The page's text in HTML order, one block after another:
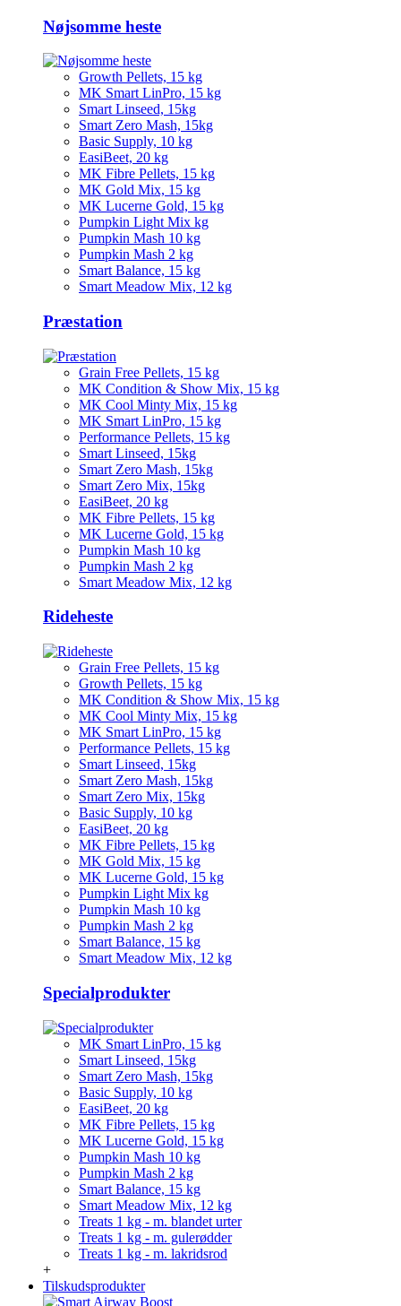
Nøjsomme heste
Growth Pellets, 15 kg
MK Smart LinPro, 15 kg
Smart Linseed, 15kg
Smart Zero Mash, 15kg
Basic Supply, 10 kg
EasiBeet, 20 kg
MK Fibre Pellets, 15 kg
MK Gold Mix, 15 kg
MK Lucerne Gold, 15 kg
Pumpkin Light Mix kg
Pumpkin Mash 10 kg
Pumpkin Mash 2 kg
Smart Balance, 15 kg
Smart Meadow Mix, 12 kg
Præstation
Grain Free Pellets, 15 kg
MK Condition & Show Mix, 15 kg
MK Cool Minty Mix, 15 kg
MK Smart LinPro, 15 kg
Performance Pellets, 15 kg
Smart Linseed, 15kg
Smart Zero Mash, 15kg
Smart Zero Mix, 15kg
EasiBeet, 20 kg
MK Fibre Pellets, 15 kg
MK Lucerne Gold, 15 kg
Pumpkin Mash 10 kg
Pumpkin Mash 2 kg
Smart Meadow Mix, 12 kg
Rideheste
Grain Free Pellets, 15 kg
Growth Pellets, 15 kg
MK Condition & Show Mix, 15 kg
MK Cool Minty Mix, 15 kg
MK Smart LinPro, 15 kg
Performance Pellets, 15 kg
Smart Linseed, 15kg
Smart Zero Mash, 15kg
Smart Zero Mix, 15kg
Basic Supply, 10 kg
EasiBeet, 20 kg
MK Fibre Pellets, 15 kg
MK Gold Mix, 15 kg
MK Lucerne Gold, 15 kg
Pumpkin Light Mix kg
Pumpkin Mash 10 kg
Pumpkin Mash 2 kg
Smart Balance, 15 kg
Smart Meadow Mix, 12 kg
Specialprodukter
MK Smart LinPro, 15 kg
Smart Linseed, 15kg
Smart Zero Mash, 15kg
Basic Supply, 10 kg
EasiBeet, 20 kg
MK Fibre Pellets, 15 kg
MK Lucerne Gold, 15 kg
Pumpkin Mash 10 kg
Pumpkin Mash 2 kg
Smart Balance, 15 kg
Smart Meadow Mix, 12 kg
Treats 1 kg - m. blandet urter
Treats 1 kg - m. gulerødder
Treats 1 kg - m. lakridsrod
+
Tilskudsprodukter